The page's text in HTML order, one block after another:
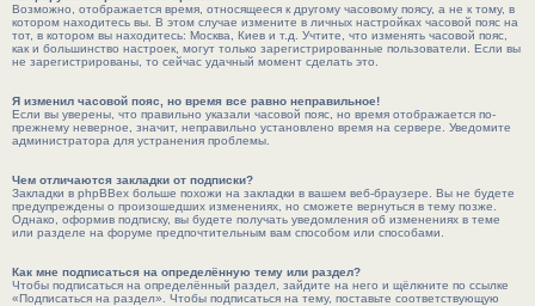
Возможно, отображается время, относящееся к другому часовому поясу, а не к тому, в
котором находитесь вы. В этом случае измените в личных настройках часовой пояс на
тот, в котором вы находитесь: Москва, Киев и т.д. Учтите, что изменять часовой пояс,
как и большинство настроек, могут только зарегистрированные пользователи. Если вы
не зарегистрированы, то сейчас удачный момент сделать это.
Я изменил часовой пояс, но время все равно неправильное!
Если вы уверены, что правильно указали часовой пояс, но время отображается по-
прежнему неверное, значит, неправильно установлено время на сервере. Уведомите
администратора для устранения проблемы.
Чем отличаются закладки от подписки?
Закладки в phpBBex больше похожи на закладки в вашем веб-браузере. Вы не будете
предупреждены о произошедших изменениях, но сможете вернуться в тему позже.
Однако, оформив подписку, вы будете получать уведомления об изменениях в теме
или разделе на форуме предпочтительным вам способом или способами.
Как мне подписаться на определённую тему или раздел?
Чтобы подписаться на определённый раздел, зайдите на него и щёлкните по ссылке
«Подписаться на раздел». Чтобы подписаться на тему, поставьте соответствующую